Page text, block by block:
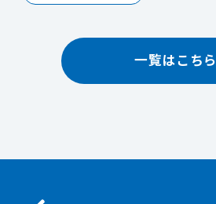
一覧はこちら